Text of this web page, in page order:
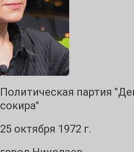
Политическая партия
сокира"
25 октября 1972 г.